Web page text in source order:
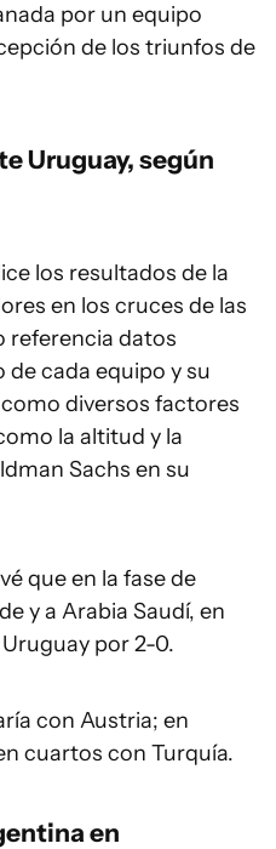
por un equipo
de los triunfos de
Uruguay, según
los resultados de la
en los cruces de las
referencia datos
cada equipo y su
diversos factores
la altitud y la
Sachs en su
que en la fase de
y a Arabia Saudí, en
por 2-0.
con Austria; en
cuartos con Turquía.
en